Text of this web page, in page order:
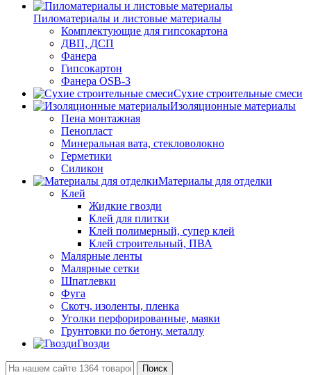
Пиломатериалы и листовые материалы
Комплектующие для гипсокартона
ДВП, ДСП
Фанера
Гипсокартон
Фанера OSB-3
Сухие строительные смеси
Изоляционные материалы
Пена монтажная
Пенопласт
Минеральная вата, стекловолокно
Герметики
Силикон
Материалы для отделки
Клей
Жидкие гвозди
Клей для плитки
Клей полимерный, супер клей
Клей строительный, ПВА
Малярные ленты
Малярные сетки
Шпатлевки
Фуга
Скотч, изоленты, пленка
Уголки перфорированные, маяки
Грунтовки по бетону, металлу
Гвозди
Поиск